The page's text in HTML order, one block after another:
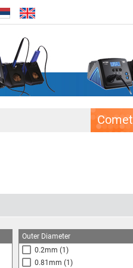
Comet
Outer Diameter
0.2mm (1)
0.81mm (1)